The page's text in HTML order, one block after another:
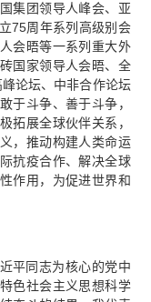
集团领导人峰会、亚
75周年系列高级别会
会晤等一系列重大外
国家领导人会晤、全
论坛、中非合作论坛
于斗争、善于斗争，
拓展全球伙伴关系，
，推动构建人类命运
抗疫合作、解决全球
作用，为促进世界和
平同志为核心的党中
色社会主义思想科学